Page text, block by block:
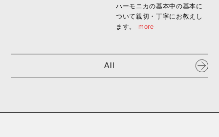
ハーモニカの基本中の基本に
ついて親切・丁寧にお教えし
ます。
more
All